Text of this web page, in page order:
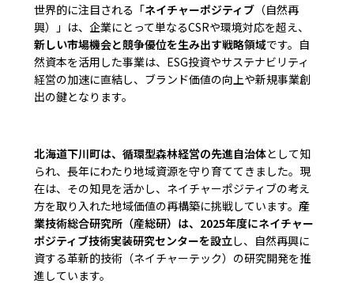
世界的に注目される「ネイチャーポジティブ （自然再
興）」は、企業にとって単なるCSRや環境対応を超え、
新しい市場機会と競争優位を生み出す戦略領域です。自
然資本を活用した事業は、ESG投資やサステナビリティ
経営の加速に直結し、ブランド価値の向上や新規事業創
出の鍵となります。
北海道下川町は、循環型森林経営の先進自治体として知
られ、長年にわたり地域資源を守り育ててきました。現
在は、その知見を活かし、ネイチャーポジティブの考え
方を取り入れた地域価値の再構築に挑戦しています。 産
業技術総合研究所（産総研）は、2025年度にネイチャー
ポジティブ技術実装研究センターを設立 し、自然再興に
資する革新的技術（ネイチャーテック）の研究開発を推
進しています。